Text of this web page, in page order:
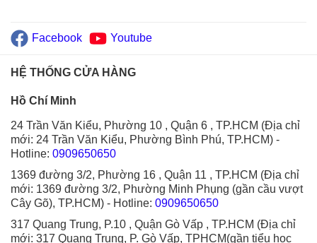
Facebook Youtube
HỆ THỐNG CỬA HÀNG
Hồ Chí Minh
24 Trần Văn Kiểu, Phường 10 , Quận 6 , TP.HCM (Địa chỉ
mới: 24 Trần Văn Kiểu, Phường Bình Phú, TP.HCM) -
Hotline: 0909650650
1369 đường 3/2, Phường 16 , Quận 11 , TP.HCM (Địa chỉ
mới: 1369 đường 3/2, Phường Minh Phụng (gần cầu vượt
Cây Gõ), TP.HCM) - Hotline: 0909650650
317 Quang Trung, P.10 , Quận Gò Vấp , TP.HCM (Địa chỉ
mới: 317 Quang Trung, P. Gò Vấp, TPHCM(gần tiểu học